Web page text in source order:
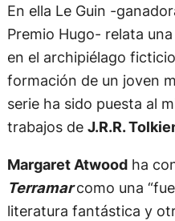
En ella Le Guin -
Premio Hugo- relata
en el archipiélago
formación de un joven
serie ha sido puesta al
trabajos de J.R.R.
Margaret Atwoodha
Terramarcomo una
literatura fantástica y